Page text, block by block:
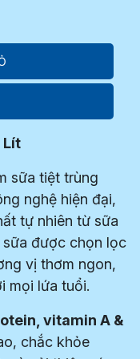
Lít
sữa tiệt trùng
nghệ hiện đại,
tự nhiên từ sữa
được chọn lọc
vị thơm ngon,
mọi lứa tuổi.
vitamin A &
chắc khỏe